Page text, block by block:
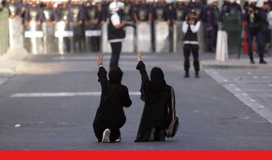
bahrain-
protest-
context.jpg